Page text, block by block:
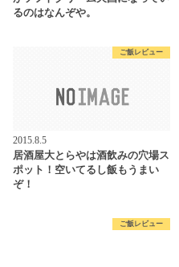
るのはなんぞや。
ご飯レビュー
2015.8.5
居酒屋大とらやは酒飲みの穴場ス
ポット！空いてるし飯もうまい
ぞ！
ご飯レビュー